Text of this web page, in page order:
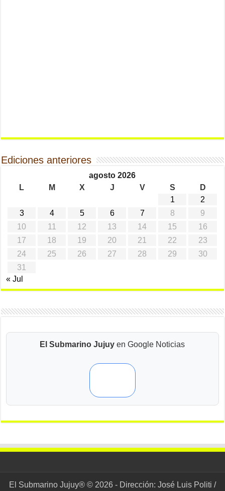
Ediciones anteriores
agosto 2026
L
M X J V S
D
1
2
3
4 5 6 7 8
9
10
11 12 13 14 15
16
17
18 19 20 21 22
23
24
25 26 27 28 29
30
31
« Jul
El Submarino Jujuy en Google Noticias
El Submarino Jujuy® © 2026 - Dirección: José Luis Politi /